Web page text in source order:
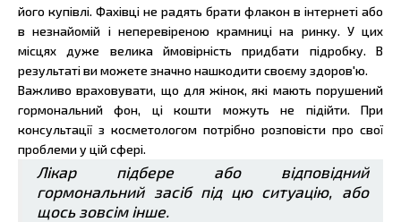
його купівлі. Фахівці не радять брати флакон в інтернеті або
в незнайомій і неперевіреною крамниці на ринку. У цих
місцях дуже велика ймовірність придбати підробку. В
результаті ви можете значно нашкодити своєму здоров'ю.
Важливо враховувати, що для жінок, які мають порушений
гормональний фон, ці кошти можуть не підійти. При
консультації з косметологом потрібно розповісти про свої
проблеми у цій сфері.
Лікар підбере або відповідний
гормональний засіб під цю ситуацію, або
щось зовсім інше.